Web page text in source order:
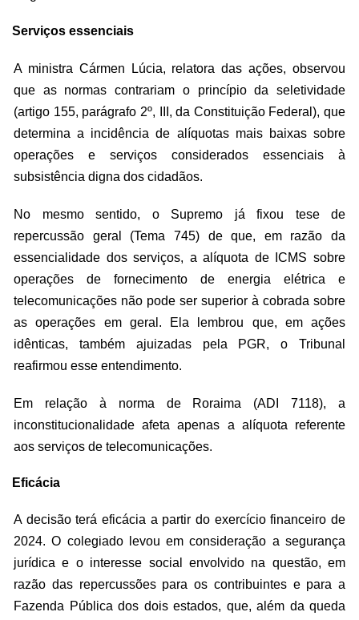
Serviços essenciais
A ministra Cármen Lúcia, relatora das ações, observou
que as normas contrariam o princípio da seletividade
(artigo 155, parágrafo 2º, III, da Constituição Federal), que
determina a incidência de alíquotas mais baixas sobre
operações e serviços considerados essenciais à
subsistência digna dos cidadãos.
No mesmo sentido, o Supremo já fixou tese de
repercussão geral (Tema 745) de que, em razão da
essencialidade dos serviços, a alíquota de ICMS sobre
operações de fornecimento de energia elétrica e
telecomunicações não pode ser superior à cobrada sobre
as operações em geral. Ela lembrou que, em ações
idênticas, também ajuizadas pela PGR, o Tribunal
reafirmou esse entendimento.
Em relação à norma de Roraima (ADI 7118), a
inconstitucionalidade afeta apenas a alíquota referente
aos serviços de telecomunicações.
Eficácia
A decisão terá eficácia a partir do exercício financeiro de
2024. O colegiado levou em consideração a segurança
jurídica e o interesse social envolvido na questão, em
razão das repercussões para os contribuintes e para a
Fazenda Pública dos dois estados, que, além da queda